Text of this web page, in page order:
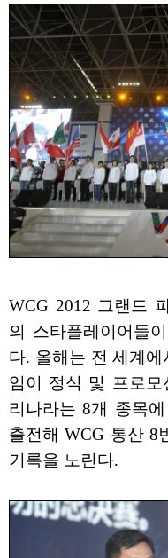
WCG 2012 그랜드
의 스타플레이어들
다. 올해는 전 세계
임이 정식 및 프로모
리나라는 8개 종목
출전해 WCG 통산 8
기록을 노린다.